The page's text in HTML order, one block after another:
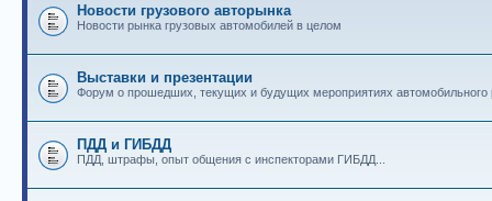
Новости грузового авторынка
Новости рынка грузовых автомобилей в целом
Выставки и презентации
Форум о прошедших, текущих и будущих мероприятиях автомобильного
ПДД и ГИБДД
ПДД, штрафы, опыт общения с инспекторами ГИБДД...